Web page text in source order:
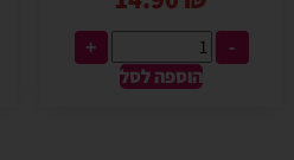
-
+
הוספה לסל